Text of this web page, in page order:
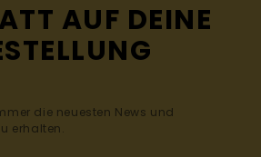
AUF DEINE
die neuesten News und
erhalten.